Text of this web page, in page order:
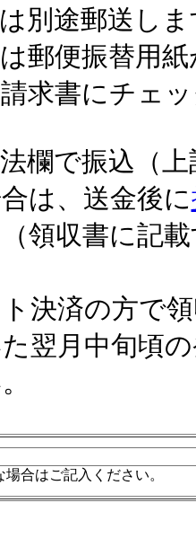
別途郵送し
郵便振替用
求書にチェ
欄で振込（
は、送金後に
領収書に記
決済の方で
翌月中旬頃
合はご記入ください。